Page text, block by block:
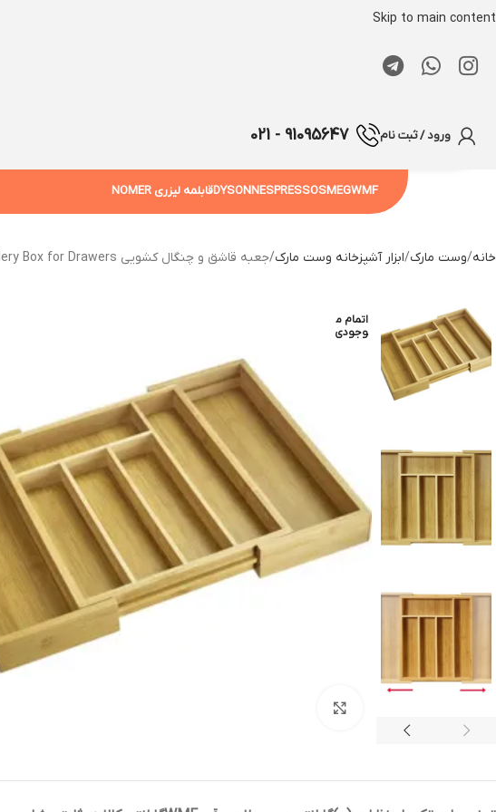
Skip to main content
ورود / ثبت نام 91095647 - 021
WMF
SMEG
NESPRESSO
DYSONقابلمه لیزری NOMER
خانه وست مارک ابزار آشپزخانه وست مارک جعبه قاشق و چنگال کشویی Cutlery Box for Drawers وست مارک
اتمام م
وجودی